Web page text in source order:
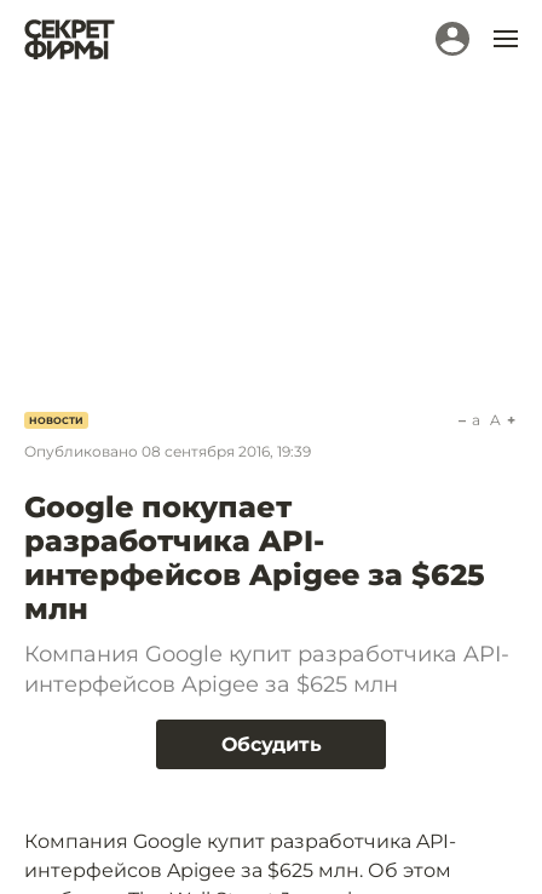
НОВОСТИ
Опубликовано 08 сентября 2016, 19:39
a A
Google покупает
разработчика API-
интерфейсов Apigee за $625
млн
Компания Google купит разработчика API-
интерфейсов Apigee за $625 млн
Обсудить
Компания Google купит разработчика API-
интерфейсов Apigee за $625 млн. Об этом